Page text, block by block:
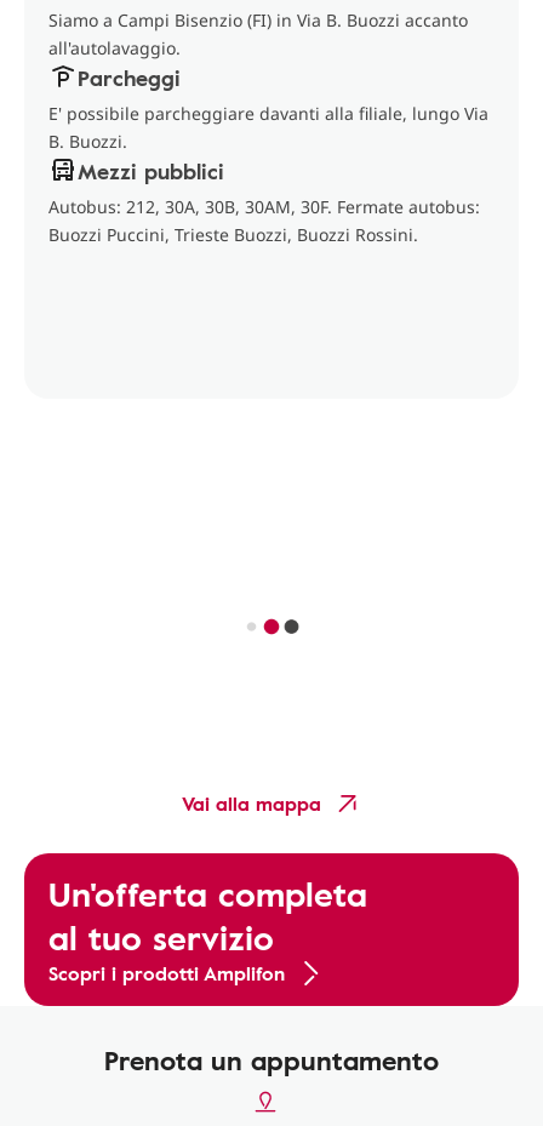
Siamo a Campi Bisenzio (FI) in Via B. Buozzi accanto
all'autolavaggio.
Parcheggi
E' possibile parcheggiare davanti alla filiale, lungo Via
B. Buozzi.
Mezzi pubblici
Autobus: 212, 30A, 30B, 30AM, 30F. Fermate autobus:
Buozzi Puccini, Trieste Buozzi, Buozzi Rossini.
Vai alla mappa
Un'offerta completa
al tuo servizio
Scopri i prodotti Amplifon
Prenota un appuntamento